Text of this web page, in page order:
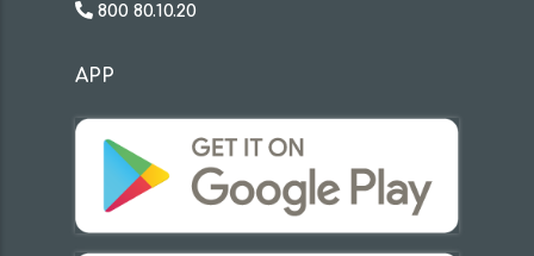
800 80.10.20
APP